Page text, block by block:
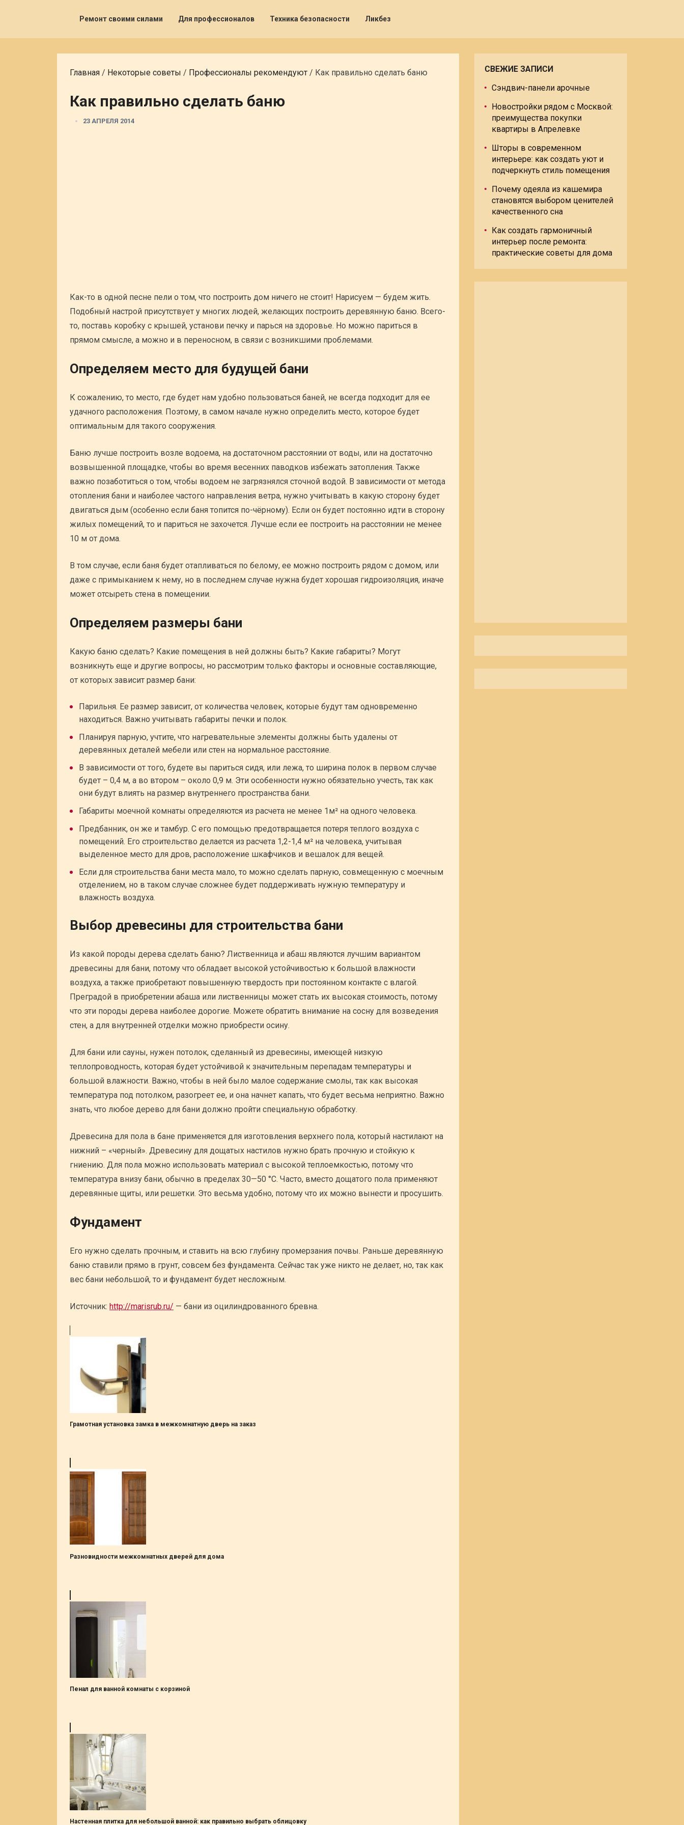
Ремонт своими силами Для профессионалов Техника безопасности Ликбез
Главная / Некоторые советы / Профессионалы рекомендуют / Как правильно сделать баню
Как правильно сделать баню
23 АПРЕЛЯ 2014
Как-то в одной песне пели о том, что построить дом ничего не стоит! Нарисуем — будем жить.
Подобный настрой присутствует у многих людей, желающих построить деревянную баню. Всего-
то, поставь коробку с крышей, установи печку и парься на здоровье. Но можно париться в
прямом смысле, а можно и в переносном, в связи с возникшими проблемами.
Определяем место для будущей бани
К сожалению, то место, где будет нам удобно пользоваться баней, не всегда подходит для ее
удачного расположения. Поэтому, в самом начале нужно определить место, которое будет
оптимальным для такого сооружения.
Баню лучше построить возле водоема, на достаточном расстоянии от воды, или на достаточно
возвышенной площадке, чтобы во время весенних паводков избежать затопления. Также
важно позаботиться о том, чтобы водоем не загрязнялся сточной водой. В зависимости от метода
отопления бани и наиболее частого направления ветра, нужно учитывать в какую сторону будет
двигаться дым (особенно если баня топится по-чёрному). Если он будет постоянно идти в сторону
жилых помещений, то и париться не захочется. Лучше если ее построить на расстоянии не менее
10 м от дома.
В том случае, если баня будет отапливаться по белому, ее можно построить рядом с домом, или
даже с примыканием к нему, но в последнем случае нужна будет хорошая гидроизоляция, иначе
может отсыреть стена в помещении.
Определяем размеры бани
Какую баню сделать? Какие помещения в ней должны быть? Какие габариты? Могут
возникнуть еще и другие вопросы, но рассмотрим только факторы и основные составляющие,
от которых зависит размер бани:
Парильня. Ее размер зависит, от количества человек, которые будут там одновременно
находиться. Важно учитывать габариты печки и полок.
Планируя парную, учтите, что нагревательные элементы должны быть удалены от
деревянных деталей мебели или стен на нормальное расстояние.
В зависимости от того, будете вы париться сидя, или лежа, то ширина полок в первом случае
будет – 0,4 м, а во втором – около 0,9 м. Эти особенности нужно обязательно учесть, так как
они будут влиять на размер внутреннего пространства бани.
Габариты моечной комнаты определяются из расчета не менее 1м² на одного человека.
Предбанник, он же и тамбур. С его помощью предотвращается потеря теплого воздуха с
помещений. Его строительство делается из расчета 1,2-1,4 м² на человека, учитывая
выделенное место для дров, расположение шкафчиков и вешалок для вещей.
Если для строительства бани места мало, то можно сделать парную, совмещенную с моечным
отделением, но в таком случае сложнее будет поддерживать нужную температуру и
влажность воздуха.
Выбор древесины для строительства бани
Из какой породы дерева сделать баню? Лиственница и абаш являются лучшим вариантом
древесины для бани, потому что обладает высокой устойчивостью к большой влажности
воздуха, а также приобретают повышенную твердость при постоянном контакте с влагой.
Преградой в приобретении абаша или лиственницы может стать их высокая стоимость, потому
что эти породы дерева наиболее дорогие. Можете обратить внимание на сосну для возведения
стен, а для внутренней отделки можно приобрести осину.
Для бани или сауны, нужен потолок, сделанный из древесины, имеющей низкую
теплопроводность, которая будет устойчивой к значительным перепадам температуры и
большой влажности. Важно, чтобы в ней было малое содержание смолы, так как высокая
температура под потолком, разогреет ее, и она начнет капать, что будет весьма неприятно. Важно
знать, что любое дерево для бани должно пройти специальную обработку.
Древесина для пола в бане применяется для изготовления верхнего пола, который настилают на
нижний – «черный». Древесину для дощатых настилов нужно брать прочную и стойкую к
гниению. Для пола можно использовать материал с высокой теплоемкостью, потому что
температура внизу бани, обычно в пределах 30—50 °С. Часто, вместо дощатого пола применяют
деревянные щиты, или решетки. Это весьма удобно, потому что их можно вынести и просушить.
Фундамент
Его нужно сделать прочным, и ставить на всю глубину промерзания почвы. Раньше деревянную
баню ставили прямо в грунт, совсем без фундамента. Сейчас так уже никто не делает, но, так как
вес бани небольшой, то и фундамент будет несложным.
Источник: http://marisrub.ru/ — бани из оцилиндрованного бревна.
Грамотная установка замка в межкомнатную дверь на заказ
Разновидности межкомнатных дверей для дома
Пенал для ванной комнаты с корзиной
Настенная плитка для небольшой ванной: как правильно выбрать облицовку
СВЕЖИЕ ЗАПИСИ
Сэндвич-панели арочные
Новостройки рядом с Москвой:
преимущества покупки
квартиры в Апрелевке
Шторы в современном
интерьере: как создать уют и
подчеркнуть стиль помещения
Почему одеяла из кашемира
становятся выбором ценителей
качественного сна
Как создать гармоничный
интерьер после ремонта:
практические советы для дома